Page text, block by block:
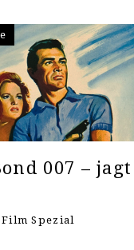
007 –
Spezial